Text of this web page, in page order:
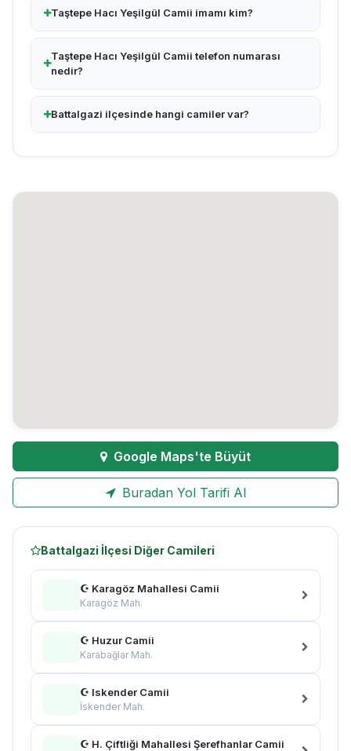
Taştepe Hacı Yeşilgül Camii imamı kim?
Taştepe Hacı Yeşilgül Camii telefon numarası
nedir?
Battalgazi ilçesinde hangi camiler var?
Google Maps'te Büyüt
Buradan Yol Tarifi Al
Battalgazi İlçesi Diğer Camileri
☪ Karagöz Mahallesi Camii
Karagöz Mah.
☪ Huzur Camii
Karabağlar Mah.
☪ Iskender Camii
İskender Mah.
☪ H. Çiftliği Mahallesi Şerefhanlar Camii